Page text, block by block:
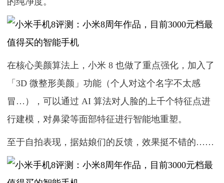
在核心美颜算法上，小米 8 也做了重点强化，加入了
「3D 微整形美颜」功能（个人对这个名字不太感
冒…），可以通过 AI 算法对人脸的上千个特征点进
行建模，对鼻梁等面部特征进行智能地重塑。
至于自拍表现，据姑娘们的反馈，效果挺不错的……